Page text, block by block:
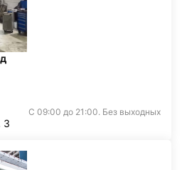
С 09:00 до 21:00. Без выходных
3